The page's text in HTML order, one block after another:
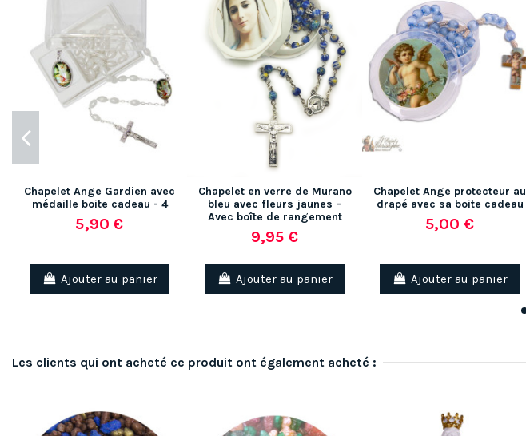
Chapelet Ange Gardien avec
médaille boite cadeau - 4
5,90 €
Ajouter au panier
Chapelet en verre de Murano
bleu avec fleurs jaunes –
Avec boîte de rangement
9,95 €
Ajouter au panier
Chapelet Ange protecteur au
drapé avec sa boite cadeau
5,00 €
Ajouter au panier
Les clients qui ont acheté ce produit ont également acheté :